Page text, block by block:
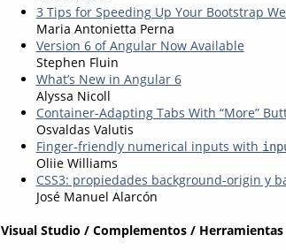
3 Tips for Speeding Up Your Bootstrap
Maria Antonietta Perna
Version 6 of Angular Now Available
Stephen Fluin
What’s New in Angular 6
Alyssa Nicoll
Container-Adapting Tabs With “More”
Osvaldas Valutis
Finger-friendly numerical inputs with
Oliie Williams
CSS3: propiedades background-origin y
José Manuel Alarcón
Visual Studio / Complementos / Herramientas